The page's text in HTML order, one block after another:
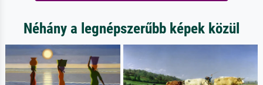
Néhány a legnépszerűbb képek közül